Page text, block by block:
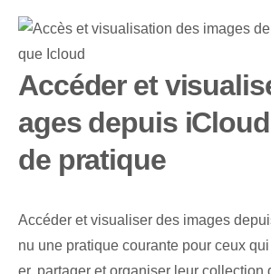
Accéder et
ages depuis
de pratique
Accéder et visualiser des images
nu une pratique courante pour ceux